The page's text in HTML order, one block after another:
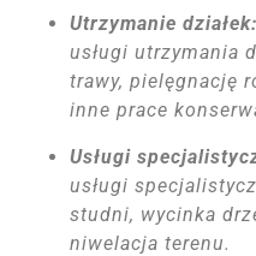
Utrzymanie działek:
usługi utrzymania
trawy, pielęgnację
inne prace
Usługi
usługi
studni, wycinka
niwelacja terenu.